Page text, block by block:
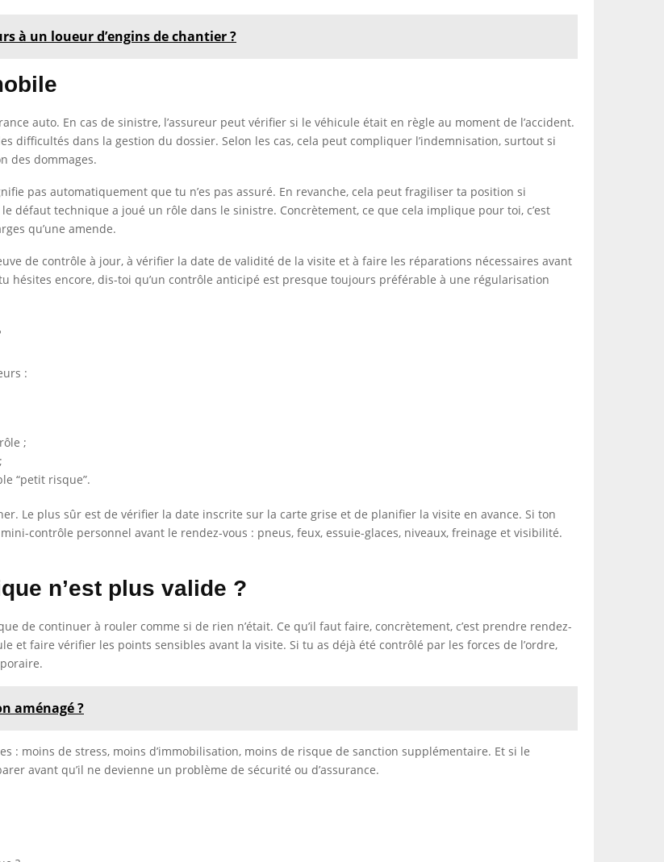
à un loueur d’engins de chantier ?
auto. En cas de sinistre, l’assureur peut vérifier si le véhicule était en règle au moment de l’accident.
difficultés dans la gestion du dossier. Selon les cas, cela peut compliquer l’indemnisation, surtout si
des dommages.
pas automatiquement que tu n’es pas assuré. En revanche, cela peut fragiliser ta position si
défaut technique a joué un rôle dans le sinistre. Concrètement, ce que cela implique pour toi, c’est
qu’une amende.
de contrôle à jour, à vérifier la date de validité de la visite et à faire les réparations nécessaires avant
hésites encore, dis-toi qu’un contrôle anticipé est presque toujours préférable à une régularisation
:
;
“petit risque”.
Le plus sûr est de vérifier la date inscrite sur la carte grise et de planifier la visite en avance. Si ton
contrôle personnel avant le rendez-vous : pneus, feux, essuie-glaces, niveaux, freinage et visibilité.
n’est plus valide ?
de continuer à rouler comme si de rien n’était. Ce qu’il faut faire, concrètement, c’est prendre rendez-
et faire vérifier les points sensibles avant la visite. Si tu as déjà été contrôlé par les forces de l’ordre,
aménagé ?
: moins de stress, moins d’immobilisation, moins de risque de sanction supplémentaire. Et si le
avant qu’il ne devienne un problème de sécurité ou d’assurance.